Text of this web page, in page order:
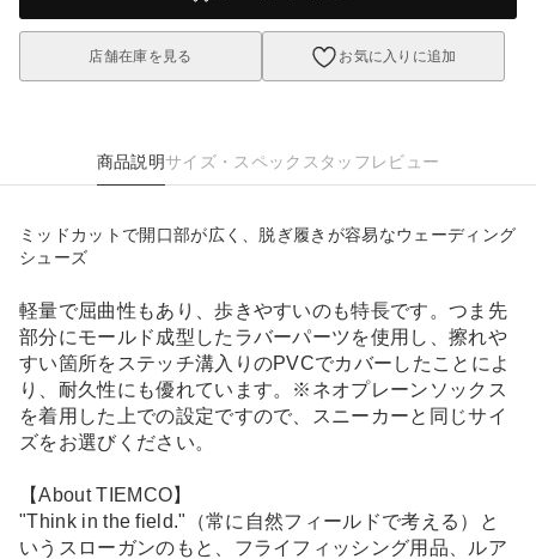
店舗在庫を見る お気に入りに追加
商品説明サイズ・スペック スタッフレビュー
ミッドカットで開口部が広く、脱ぎ履きが容易なウェーディング
シューズ
軽量で屈曲性もあり、歩きやすいのも特長です。つま先
部分にモールド成型したラバーパーツを使用し、擦れや
すい箇所をステッチ溝入りのPVCでカバーしたことによ
り、耐久性にも優れています。※ネオプレーンソックス
を着用した上での設定ですので、スニーカーと同じサイ
ズをお選びください。
【About TIEMCO】
"Think in the field."（常に自然フィールドで考える）と
いうスローガンのもと、フライフィッシング用品、ルア